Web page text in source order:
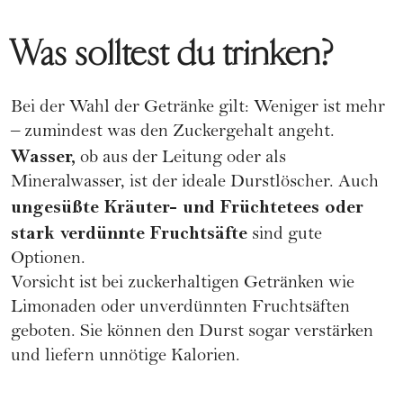
Was solltest du trinken?
Bei der Wahl der Getränke gilt: Weniger ist mehr
– zumindest was den Zuckergehalt angeht.
Wasser, ob aus der Leitung oder als
Mineralwasser, ist der ideale Durstlöscher. Auch
ungesüßte Kräuter- und Früchtetees oder
stark verdünnte Fruchtsäfte sind gute
Optionen.
Vorsicht ist bei zuckerhaltigen Getränken wie
Limonaden oder unverdünnten Fruchtsäften
geboten. Sie können den Durst sogar verstärken
und liefern unnötige Kalorien.